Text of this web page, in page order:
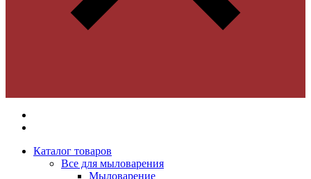
Каталог товаров
Все для мыловарения
Мыловарение